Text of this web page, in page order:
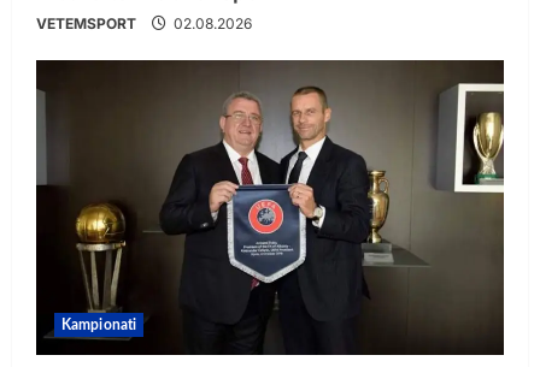
VETEMSPORT 02.08.2026
Kampionati